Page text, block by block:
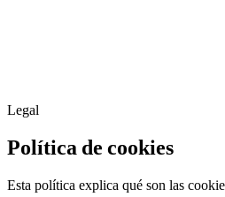
Legal
Política de cookies
Esta política explica qué son las